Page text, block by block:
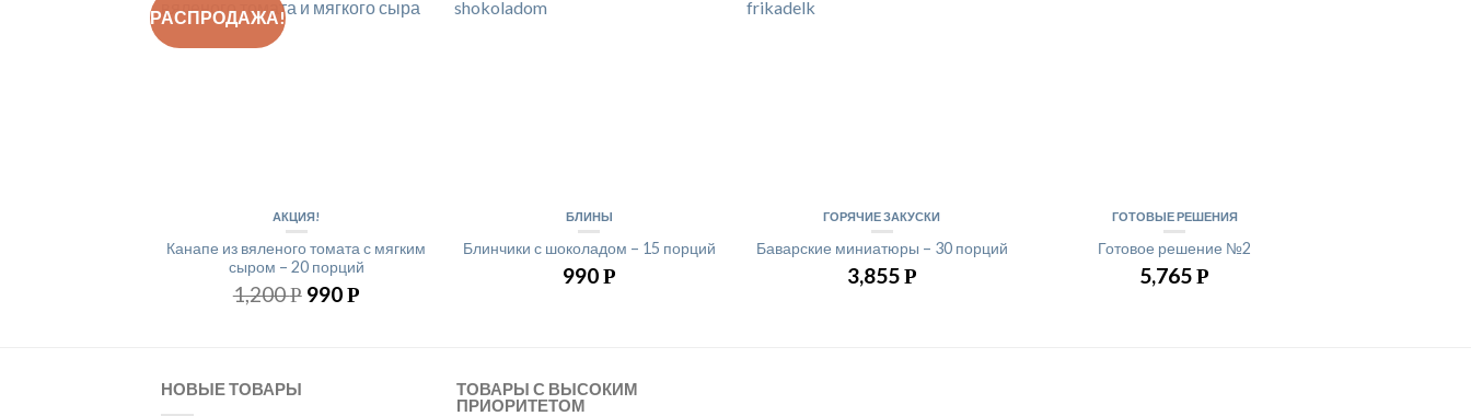
РАСПРОДАЖА!
АКЦИЯ!
Канапе из вяленого томата с мягким
сыром – 20 порций
1,200Р 990Р
БЛИНЫ
Блинчики с шоколадом – 15 порций
990Р
ГОРЯЧИЕ ЗАКУСКИ
Баварские миниатюры – 30 порций
3,855Р
ГОТОВЫЕ РЕШЕНИЯ
Готовое решение №2
5,765Р
НОВЫЕ ТОВАРЫ
ТОВАРЫ С ВЫСОКИМ
ПРИОРИТЕТОМ